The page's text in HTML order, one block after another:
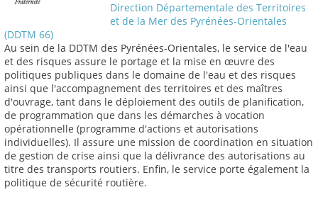
Direction Départementale des Territoires
et de la Mer des Pyrénées-Orientales
(DDTM 66)
Au sein de la DDTM des Pyrénées-Orientales, le service de l'eau
et des risques assure le portage et la mise en œuvre des
politiques publiques dans le domaine de l'eau et des risques
ainsi que l'accompagnement des territoires et des maîtres
d'ouvrage, tant dans le déploiement des outils de planification,
de programmation que dans les démarches à vocation
opérationnelle (programme d'actions et autorisations
individuelles). Il assure une mission de coordination en situation
de gestion de crise ainsi que la délivrance des autorisations au
titre des transports routiers. Enfin, le service porte également la
politique de sécurité routière.